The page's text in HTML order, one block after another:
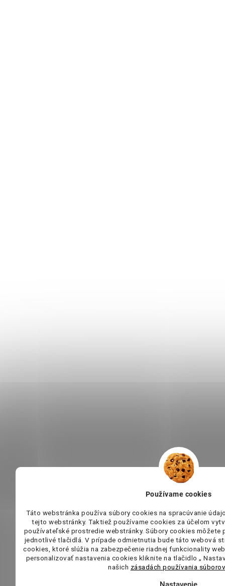
Používame cookies
Táto webstránka používa súbory cookies na spracúvanie
tejto webstránky. Taktiež používame cookies za účelom
používateľské prostredie webstránky. Súbory cookies
jednotlivé tlačidlá. V prípade odmietnutia bude táto webová
cookies, ktoré slúžia na zabezpečenie riadnej funkcionality
personalizovať nastavenia cookies kliknite na tlačidlo „
našich zásadách používania